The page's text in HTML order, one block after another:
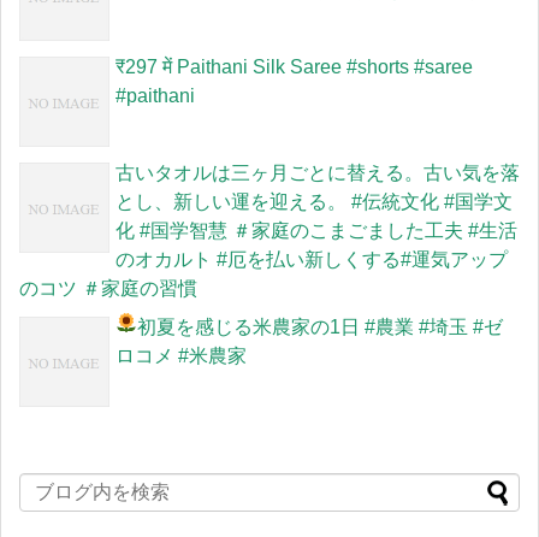
​₹297 में Paithani Silk Saree #shorts #saree
#paithani
古いタオルは三ヶ月ごとに替える。古い気を落
とし、新しい運を迎える。 #伝統文化 #国学文
化 #国学智慧 ＃家庭のこまごました工夫 #生活
のオカルト #厄を払い新しくする#運気アップ
のコツ ＃家庭の習慣
初夏を感じる米農家の1日 #農業 #埼玉 #ゼ
ロコメ #米農家